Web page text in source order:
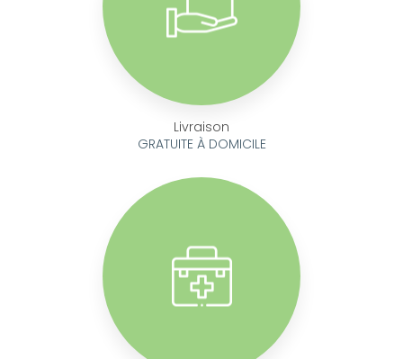
Livraison
GRATUITE À DOMICILE